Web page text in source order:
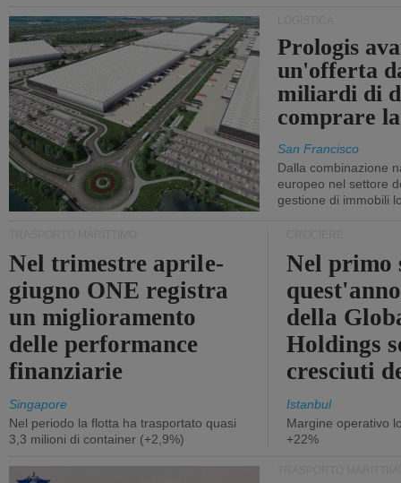
Prologis
un'offerta
miliardi di
comprare
San Francisco
Dalla combinazione
europeo nel settore
gestione di immobili
Nel trimestre aprile-
giugno ONE registra
un miglioramento
delle performance
finanziarie
Singapore
Nel periodo la flotta ha trasportato quasi
3,3 milioni di container (+2,9%)
Nel primo
della
Holdings
cresciuti
Istanbul
Margine operativo
+22%